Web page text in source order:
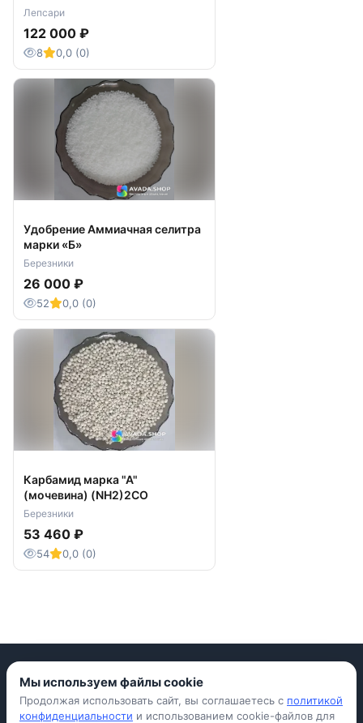
Лепсари
122 000 ₽
8 0,0 (0)
Удобрение Аммиачная селитра
марки «Б»
Березники
26 000 ₽
52 0,0 (0)
Карбамид марка "А"
(мочевина) (NH2)2CO
Березники
53 460 ₽
54 0,0 (0)
Приложение для iPhone
Мы используем файлы cookie
Продолжая использовать сайт, вы соглашаетесь с политикой
конфиденциальности и использованием cookie-файлов для